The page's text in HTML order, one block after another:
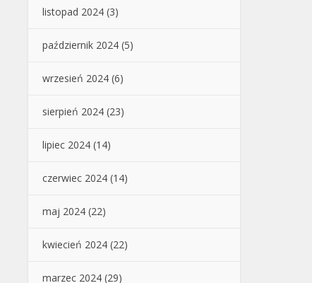
listopad 2024 (3)
październik 2024 (5)
wrzesień 2024 (6)
sierpień 2024 (23)
lipiec 2024 (14)
czerwiec 2024 (14)
maj 2024 (22)
kwiecień 2024 (22)
marzec 2024 (29)